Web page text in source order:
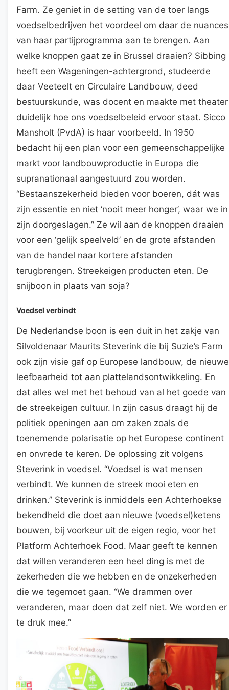
Farm. Ze geniet in de setting van de toer langs
voedselbedrijven het voordeel om daar de nuances
van haar partijprogramma aan te brengen. Aan
welke knoppen gaat ze in Brussel draaien? Sibbing
heeft een Wageningen-achtergrond, studeerde
daar Veeteelt en Circulaire Landbouw, deed
bestuurskunde, was docent en maakte met theater
duidelijk hoe ons voedselbeleid ervoor staat. Sicco
Mansholt (PvdA) is haar voorbeeld. In 1950
bedacht hij een plan voor een gemeenschappelijke
markt voor landbouwproductie in Europa die
supranationaal aangestuurd zou worden.
“Bestaanszekerheid bieden voor boeren, dát was
zijn essentie en niet ‘nooit meer honger’, waar we in
zijn doorgeslagen.” Ze wil aan de knoppen draaien
voor een ‘gelijk speelveld’ en de grote afstanden
van de handel naar kortere afstanden
terugbrengen. Streekeigen producten eten. De
snijboon in plaats van soja?
Voedsel verbindt
De Nederlandse boon is een duit in het zakje van
Silvoldenaar Maurits Steverink die bij Suzie’s Farm
ook zijn visie gaf op Europese landbouw, de nieuwe
leefbaarheid tot aan plattelandsontwikkeling. En
dat alles wel met het behoud van al het goede van
de streekeigen cultuur. In zijn casus draagt hij de
politiek openingen aan om zaken zoals de
toenemende polarisatie op het Europese continent
en onvrede te keren. De oplossing zit volgens
Steverink in voedsel. “Voedsel is wat mensen
verbindt. We kunnen de streek mooi eten en
drinken.” Steverink is inmiddels een Achterhoekse
bekendheid die doet aan nieuwe (voedsel)ketens
bouwen, bij voorkeur uit de eigen regio, voor het
Platform Achterhoek Food. Maar geeft te kennen
dat willen veranderen een heel ding is met de
zekerheden die we hebben en de onzekerheden
die we tegemoet gaan. “We drammen over
veranderen, maar doen dat zelf niet. We worden er
te druk mee.”